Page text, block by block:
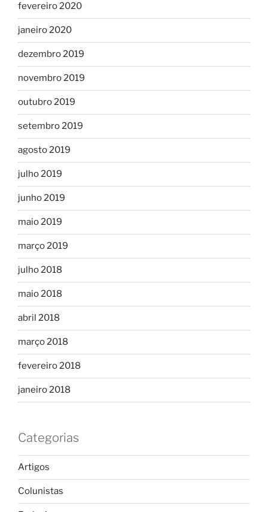
fevereiro 2020
janeiro 2020
dezembro 2019
novembro 2019
outubro 2019
setembro 2019
agosto 2019
julho 2019
junho 2019
maio 2019
março 2019
julho 2018
maio 2018
abril 2018
março 2018
fevereiro 2018
janeiro 2018
Categorias
Artigos
Colunistas